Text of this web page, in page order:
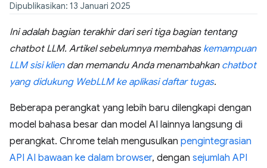
Dipublikasikan: 13 Januari 2025
Ini adalah bagian terakhir dari seri tiga bagian tentang
chatbot LLM. Artikel sebelumnya membahas kemampuan
LLM sisi kliendan memandu Anda menambahkan chatbot
yang didukung WebLLM ke aplikasi daftar tugas.
Beberapa perangkat yang lebih baru dilengkapi dengan
model bahasa besar dan model AI lainnya langsung di
perangkat. Chrome telah mengusulkan pengintegrasian
API AI bawaan ke dalam browser, dengan sejumlah API